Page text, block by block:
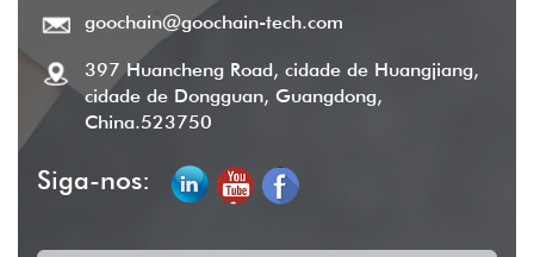
goochain@goochain-tech.com
397 Huancheng Road, cidade de Huangjiang,
cidade de Dongguan, Guangdong,
China.523750
Siga-nos: